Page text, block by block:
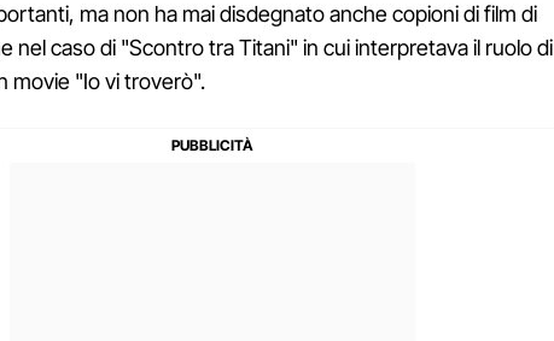
ma non ha mai disdegnato anche copioni di film di
nel caso di "Scontro tra Titani" in cui interpretava il ruolo di
movie "Io vi troverò".